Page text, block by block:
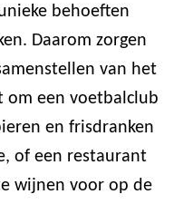
behoeften
Daarom zorgen
van het
om een voetbalclub
en frisdranken
of een restaurant
wijnen voor op de